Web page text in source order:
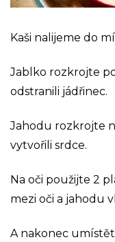
Kaši nalijeme do
Jablko rozkrojte
odstranili jádřinec.
Jahodu rozkrojte
vytvořili srdce.
Na oči použijte 2
mezi oči a jahodu
A nakonec